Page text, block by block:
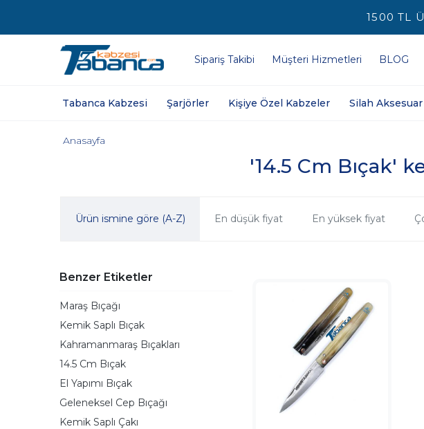
1500 TL
Sipariş Takibi Müşteri Hizmetleri BLOG
Tabanca Kabzesi Şarjörler Kişiye Özel Kabzeler Silah Aksesuar
'14.5 Cm Bıçak'
Anasayfa
Ürün ismine göre (A-Z) En düşük fiyat En yüksek fiyat
Benzer Etiketler
Maraş Bıçağı
Kemik Saplı Bıçak
Kahramanmaraş Bıçakları
14.5 Cm Bıçak
El Yapımı Bıçak
Geleneksel Cep Bıçağı
Kemik Saplı Çakı